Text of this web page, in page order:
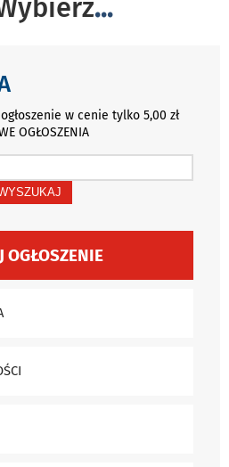
...
w cenie tylko 5,00 zł
OGŁOSZENIA
OGŁOSZENIE